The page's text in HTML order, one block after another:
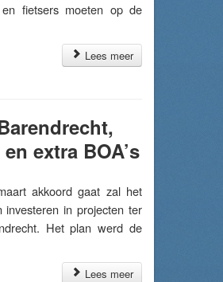
en fietsers moeten op de
Lees meer
extra BOA’s
akkoord gaat zal het
in projecten ter
Het plan werd de
Lees meer